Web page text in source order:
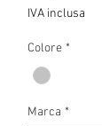
IVA inclusa
Colore *
Marca *